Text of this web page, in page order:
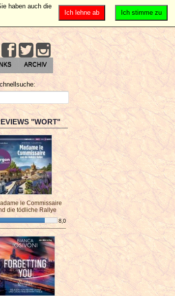
ARCHIV
"WORT"
le Commissaire
die tödliche Rallye
8,0
Ich stimme zu
Ich lehne ab
haben auch die